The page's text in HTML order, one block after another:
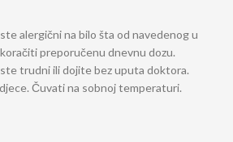
alergični na bilo šta od navedenog u
preporučenu dnevnu dozu.
trudni ili dojite bez uputa doktora.
Čuvati na sobnoj temperaturi.